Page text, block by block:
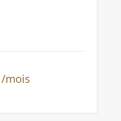
/mois